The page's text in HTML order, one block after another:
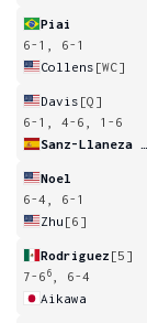
Piai
6-1, 6-1
Collens [WC]
Davis [Q]
6-1, 4-6, 1-6
Noel
6-4, 6-1
Zhu [6]
Rodriguez [5]
7-6 6
, 6-4
Aikawa